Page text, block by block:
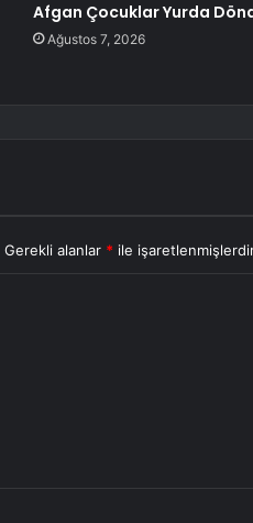
Afgan Çocuklar Yurda
Ağustos 7, 2026
Gerekli alanlar * ile